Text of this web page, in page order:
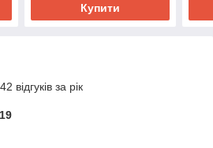
Купити
відгуків за рік